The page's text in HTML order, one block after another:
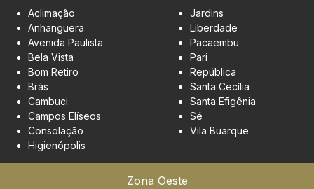
Zona Oeste
Aclimação
Anhanguera
Avenida Paulista
Bela Vista
Bom Retiro
Brás
Cambuci
Campos Elíseos
Consolação
Higienópolis
Jardins
Liberdade
Pacaembu
Pari
República
Santa Cecília
Santa Efigênia
Sé
Vila Buarque